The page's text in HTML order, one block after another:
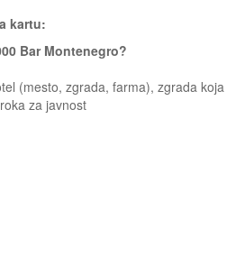
kartu:
Bar Montenegro?
(mesto, zgrada, farma), zgrada koja
za javnost